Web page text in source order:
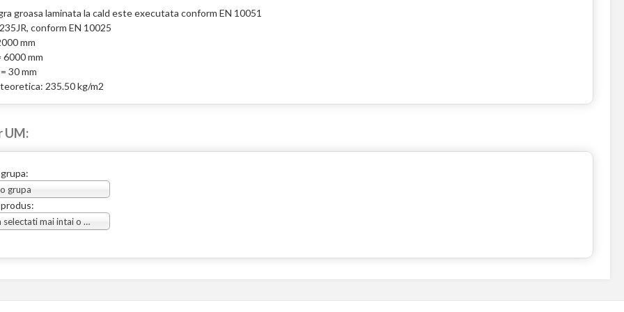
groasa laminata la cald este executata conform EN 10051
conform EN 10025
mm
6000 mm
30 mm
235.50 kg/m2
UM:
grupa
Va rugam selectati mai intai o grupa